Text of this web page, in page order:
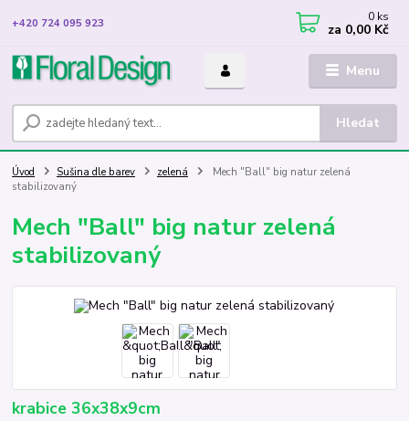
Menu
Hledat
+420 724 095 923 0 ks
za 0,00 Kč
Úvod Sušina dle barev zelená
Mech "Ball" big natur zelená
stabilizovaný
Mech "Ball" big natur zelená
stabilizovaný
krabice 36x38x9cm